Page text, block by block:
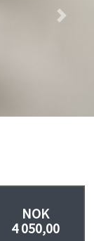
Next
NOK
4 050,00